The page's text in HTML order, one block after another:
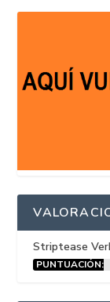
Striptease
PUNTUACIÓN: